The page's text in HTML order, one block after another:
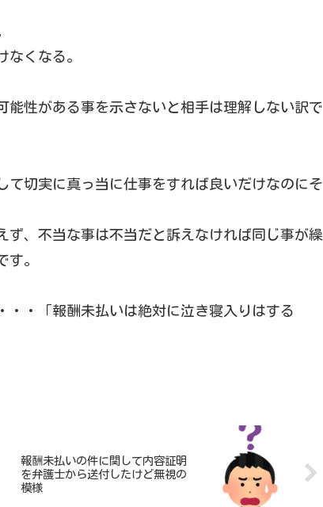
なくなる。
性がある事を示さないと相手は理解しない訳で
切実に真っ当に仕事をすれば良いだけなのにそ
、不当な事は不当だと訴えなければ同じ事が繰
す。
・「報酬未払いは絶対に泣き寝入りはする
報酬未払いの件に関して内容証明
を弁護士から送付したけど無視の
模様